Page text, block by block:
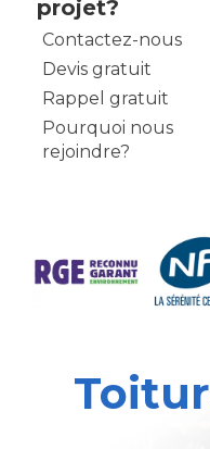
projet?
Contactez-nous
Devis gratuit
Rappel gratuit
Pourquoi nous
rejoindre?